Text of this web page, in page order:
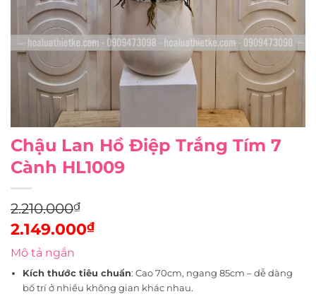
Chậu Lan Hồ Điệp Trắng Tím 7
Cành HL1009
2.210.000₫
Original
price
was:
2.210.000₫.
2.149.000₫
Current
price
is:
Mô tả ngắn
Kích thước tiêu chuẩn: Cao 70cm, ngang 85cm – dễ dàng
bố trí ở nhiều không gian khác nhau.